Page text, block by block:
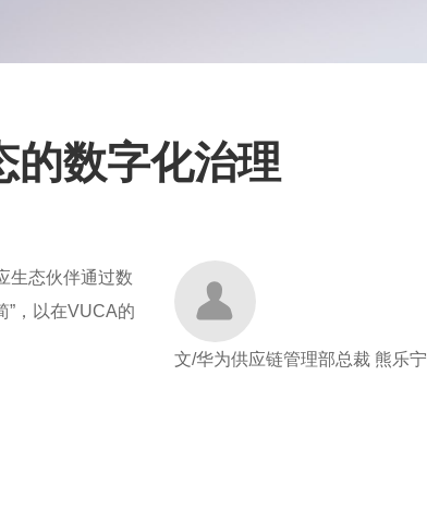
的数字化治理
生态伙伴通过数
”，以在VUCA的
文/华为供应链管理部总裁 熊乐宁